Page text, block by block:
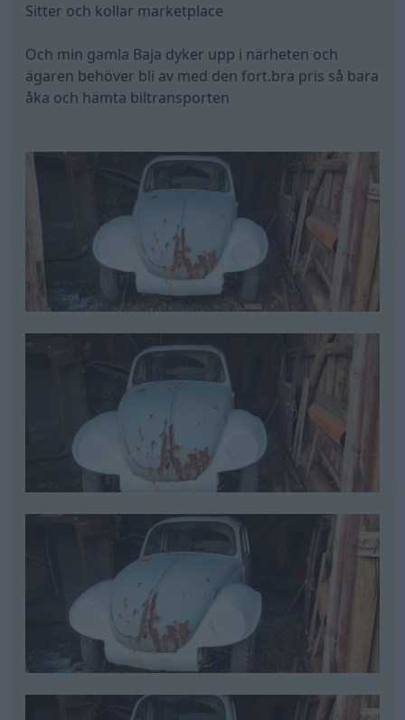
Sitter och kollar marketplace
Och min gamla Baja dyker upp i närheten och
ägaren behöver bli av med den fort.bra pris så bara
åka och hämta biltransporten